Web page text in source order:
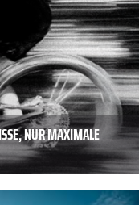
NUR MAXIMALE